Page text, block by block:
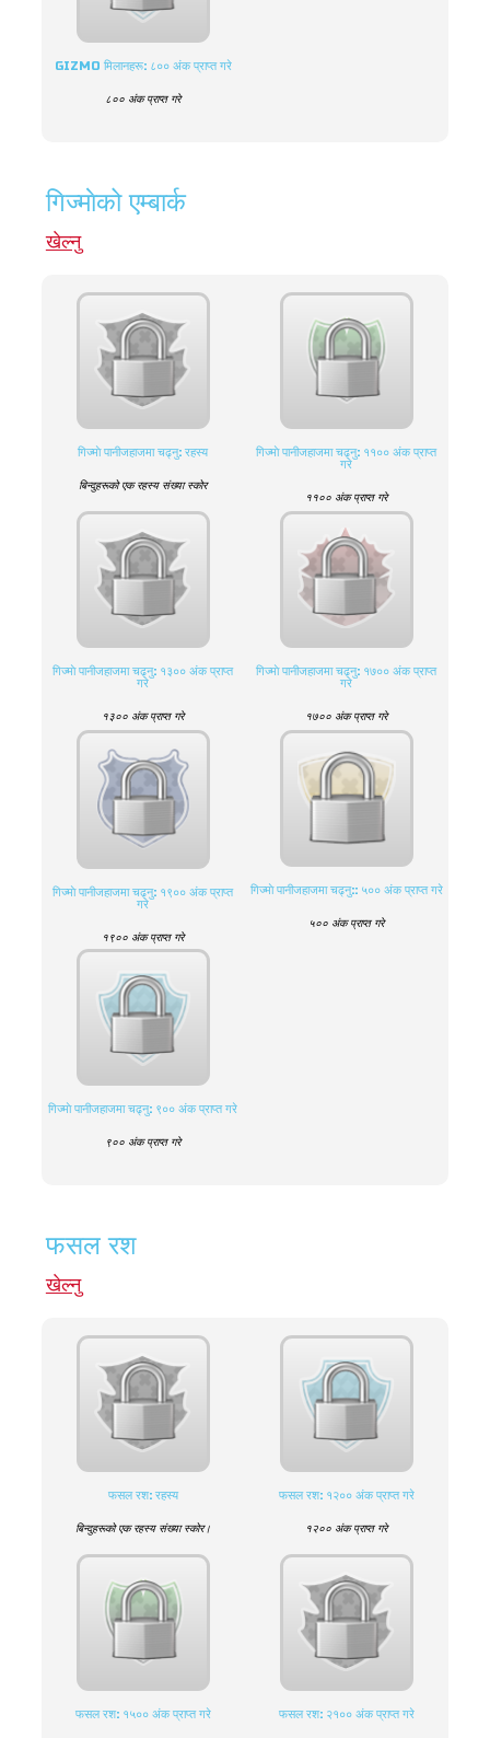
GIZMO मिलानहरू: ८०० अंक प्राप्त गरे
८०० अंक प्राप्त गरे
गिज्माेको एम्बार्क
खेल्नु
गिज्माे पानीजहाजमा चढ्नु: रहस्य
बिन्दुहरूको एक रहस्य संख्या स्कोर
गिज्माे पानीजहाजमा चढ्नु: ११०० अंक प्राप्त
गरे
११०० अंक प्राप्त गरे
गिज्माे पानीजहाजमा चढ्नु: १३०० अंक प्राप्त
गरे
१३०० अंक प्राप्त गरे
गिज्माे पानीजहाजमा चढ्नु: १७०० अंक प्राप्त
गरे
१७०० अंक प्राप्त गरे
गिज्माे पानीजहाजमा चढ्नु: १९०० अंक प्राप्त
गरे
१९०० अंक प्राप्त गरे
गिज्माे पानीजहाजमा चढ्नु:: ५०० अंक प्राप्त गरे
५०० अंक प्राप्त गरे
गिज्माे पानीजहाजमा चढ्नु: ९०० अंक प्राप्त गरे
९०० अंक प्राप्त गरे
फसल रश
खेल्नु
फसल रश: रहस्य
बिन्दुहरूको एक रहस्य संख्या स्कोर।
फसल रश: १२०० अंक प्राप्त गरे
१२०० अंक प्राप्त गरे
फसल रश: १५०० अंक प्राप्त गरे फसल रश: २१०० अंक प्राप्त गरे